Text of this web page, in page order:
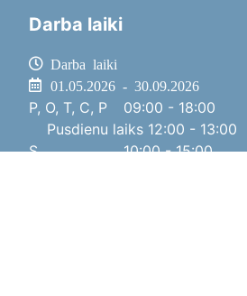
Darba laiki
Darba laiki
01.05.2026 - 30.09.2026
P, O, T, C, P
09:00 - 18:00
Pusdienu laiks 12:00 - 13:00
S
10:00 - 15:00